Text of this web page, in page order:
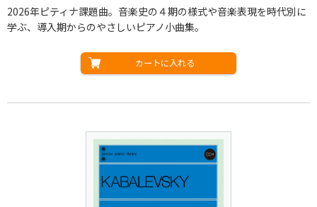
2026年ピティナ課題曲。音楽史の４期の様式や音楽表現を時代別に
学ぶ、導入期からのやさしいピアノ小曲集。
カートに入れる